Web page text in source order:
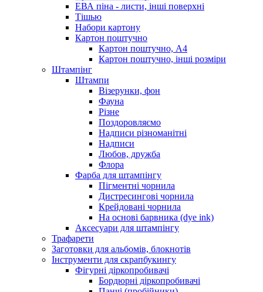
ЕВА піна - листи, інші поверхні
Тішью
Набори картону
Картон поштучно
Картон поштучно, А4
Картон поштучно, інші розміри
Штампінг
Штампи
Візерунки, фон
Фауна
Різне
Поздоровляємо
Надписи різноманітні
Надписи
Любов, дружба
Флора
Фарба для штампінгу
Пігментні чорнила
Дистресингові чорнила
Крейдовані чорнила
На основі барвника (dye ink)
Аксесуари для штампінгу
Трафарети
Заготовки для альбомів, блокнотів
Інструменти для скрапбукингу
Фігурні діркопробивачі
Бордюрні діркопробивачі